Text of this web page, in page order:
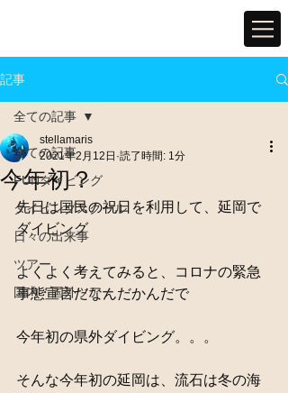
記事
全ての記事
FUNダイビング
ダイビングスクール
日々の出来事
ツアー
国内・国外ツアー
全ての記事
今年初？
stellamaris
2021年2月12日 読了時間: 1分
先日は国民の祝日を利用して、延岡で
ダイビング
よくよく考えてみると、コロナの緊急
事態宣言だなんだかんだで
今年初の県外ダイビング。。。
そんな今年初の延岡は、流石は冬の海